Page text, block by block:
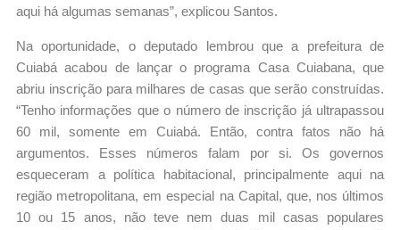
aqui há algumas semanas”, explicou Santos.
Na oportunidade, o deputado lembrou que a prefeitura de
Cuiabá acabou de lançar o programa Casa Cuiabana, que
abriu inscrição para milhares de casas que serão construídas.
“Tenho informações que o número de inscrição já ultrapassou
60 mil, somente em Cuiabá. Então, contra fatos não há
argumentos. Esses números falam por si. Os governos
esqueceram a política habitacional, principalmente aqui na
região metropolitana, em especial na Capital, que, nos últimos
10 ou 15 anos, não teve nem duas mil casas populares